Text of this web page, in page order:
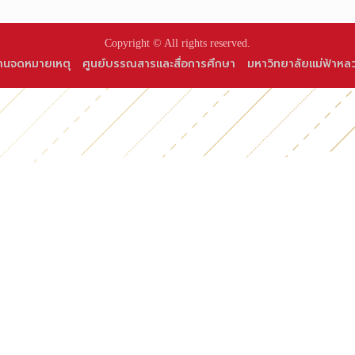
Copyright © All rights reserved.
นจดหมายเหตุ ศูนย์บรรณสารและสื่อการศึกษา มหาวิทยาลัยแม่ฟ้าหล